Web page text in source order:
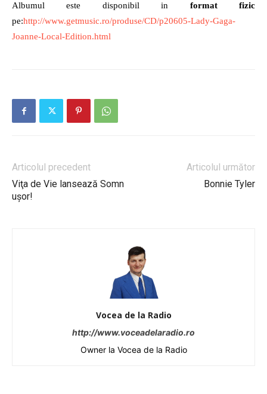
Albumul este disponibil in format fizic
pe:http://www.getmusic.ro/produse/CD/p20605-Lady-Gaga-
Joanne-Local-Edition.html
Articolul precedent
Viţa de Vie lansează Somn
uşor!
Articolul următor
Bonnie Tyler
Vocea de la Radio
http://www.voceadelaradio.ro
Owner la Vocea de la Radio